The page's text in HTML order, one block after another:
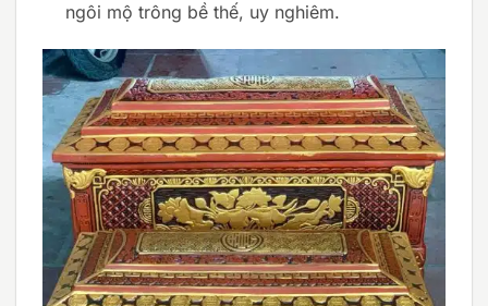
ngôi mộ trông bề thế, uy nghiêm.